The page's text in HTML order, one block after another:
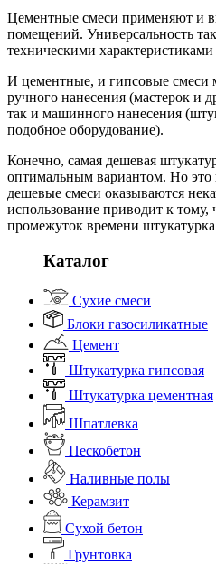
Цементные смеси применяют и
помещений. Универсальность
техническими
И цементные, и гипсовые смеси
ручного нанесения (мастерок и
так и машинного нанесения
подобное оборудование).
Конечно, самая дешевая
оптимальным вариантом. Но
дешевые смеси оказываются
использование приводит к тому,
промежуток времени
Каталог
Сухие смеси
Блоки газосиликатные
Цемент
Штукатурка гипсовая
Штукатурка цементная
Шпатлевка
Пескобетон
Наливные полы
Керамзит
Сухой бетон
Грунтовка